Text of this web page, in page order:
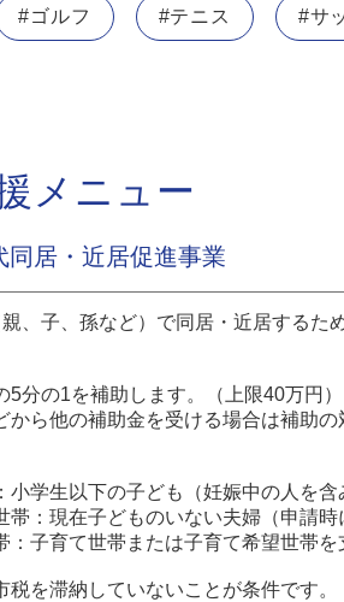
#ゴルフ #テニス #サ
メニュー
同居・近居促進事業
、子、孫など）で同居・近居するた
5分の1を補助します。（上限40万円）
から他の補助金を受ける場合は補助の
小学生以下の子ども（妊娠中の人を
帯：現在子どものいない夫婦（申請
：子育て世帯または子育て希望世帯
税を滞納していないことが条件です。